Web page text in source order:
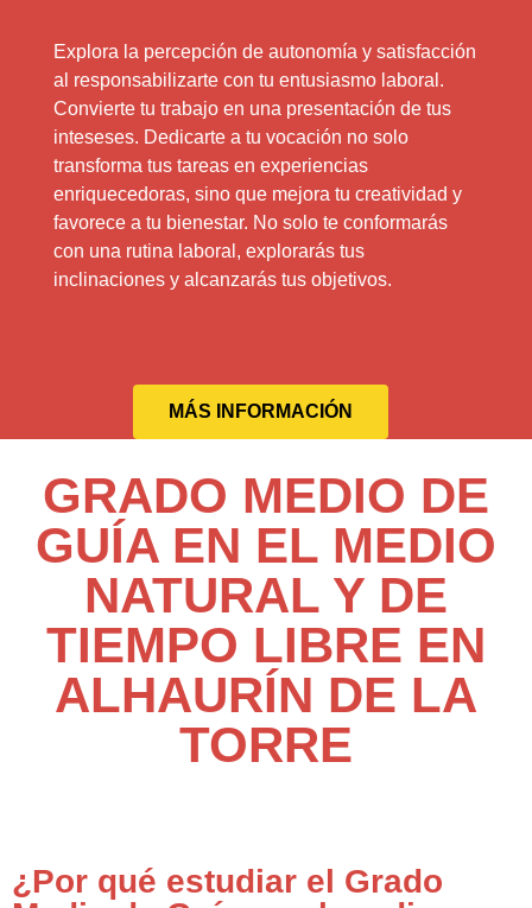
Explora la percepción de autonomía y satisfacción
al responsabilizarte con tu entusiasmo laboral.
Convierte tu trabajo en una presentación de tus
inteseses. Dedicarte a tu vocación no solo
transforma tus tareas en experiencias
enriquecedoras, sino que mejora tu creatividad y
favorece a tu bienestar. No solo te conformarás
con una rutina laboral, explorarás tus
inclinaciones y alcanzarás tus objetivos.
MÁS INFORMACIÓN
GRADO MEDIO DE
GUÍA EN EL MEDIO
NATURAL Y DE
TIEMPO LIBRE EN
ALHAURÍN DE LA
TORRE
¿Por qué estudiar el Grado